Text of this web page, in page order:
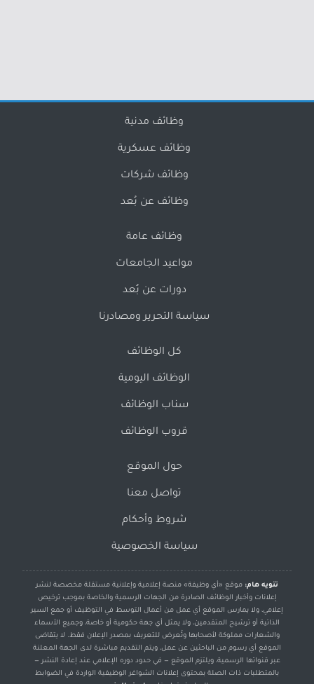
وظائف مدنية
وظائف عسكرية
وظائف شركات
وظائف عن بُعد
وظائف عامة
مواعيد الجامعات
دورات عن بُعد
سياسة التحرير ومصادرنا
كل الوظائف
الوظائف اليومية
سناب الوظائف
قروب الوظائف
حول الموقع
تواصل معنا
شروط وأحكام
سياسة الخصوصية
تنويه هام: موقع «أي وظيفة» منصة إعلامية وإعلانية مستقلة مخصصة لنشر
إعلانات وأخبار الوظائف الصادرة من الجهات الرسمية والخاصة بموجب ترخيص
إعلامي، ولا يمارس الموقع أي عمل من أعمال التوسط في التوظيف أو جمع السير
الذاتية أو ترشيح المتقدمين، ولا يمثل أي جهة حكومية أو خاصة، وجميع الأسماء
والشعارات مملوكة لأصحابها وتُعرض للتعريف بمصدر الإعلان فقط. لا يتقاضى
الموقع أي رسوم من الباحثين عن عمل، ويتم التقديم مباشرة لدى الجهة المعلنة
عبر قنواتها الرسمية، ويلتزم الموقع — في حدود دوره الإعلامي عند إعادة النشر —
بالمتطلبات ذات الصلة بمحتوى إعلانات الشواغر الوظيفية الواردة في الضوابط